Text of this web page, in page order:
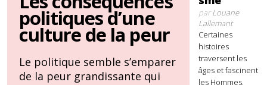
politiques d’une
culture de la peur
Le politique semble s’emparer
de la peur grandissante qui
parLouane
Lallemant
Certaines
histoires
traversent les
âges et fascinent
les Hommes,